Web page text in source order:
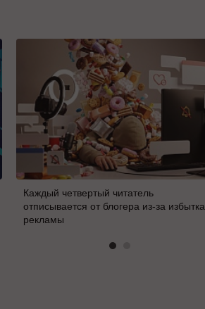
Каждый четвертый читатель
отписывается от блогера из-за избытка
рекламы